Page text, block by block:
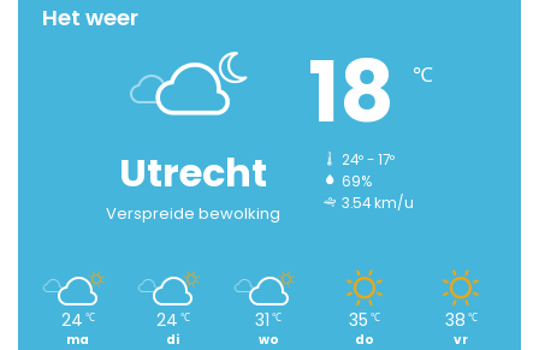
Het weer
Utrecht
Verspreide bewolking
18 ℃
24º - 17º
69%
3.54 km/u
24 ℃
ma
24 ℃
di
31 ℃
wo
35 ℃
do
38 ℃
vr